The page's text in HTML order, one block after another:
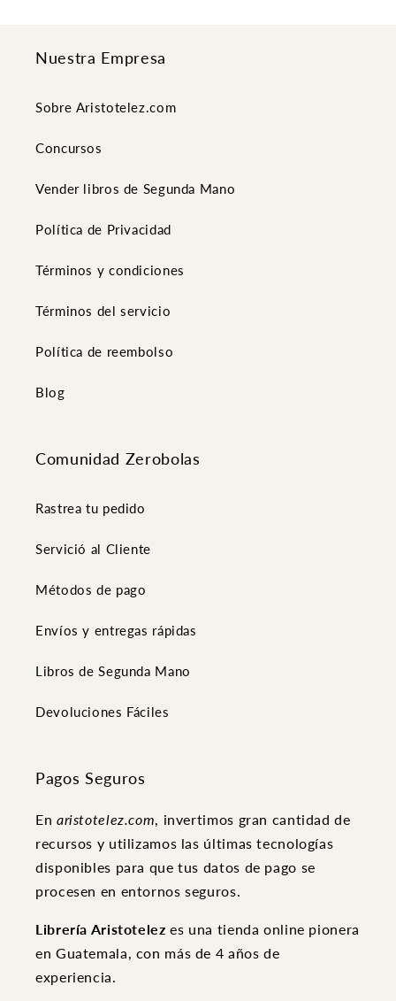
Nuestra Empresa
Sobre Aristotelez.com
Concursos
Vender libros de Segunda Mano
Política de Privacidad
Términos y condiciones
Términos del servicio
Política de reembolso
Blog
Comunidad Zerobolas
Rastrea tu pedido
Servició al Cliente
Métodos de pago
Envíos y entregas rápidas
Libros de Segunda Mano
Devoluciones Fáciles
Pagos Seguros
En aristotelez.com, invertimos gran cantidad de
recursos y utilizamos las últimas tecnologías
disponibles para que tus datos de pago se
procesen en entornos seguros.
Librería Aristotelezes una tienda online pionera
en Guatemala, con más de 4 años de
experiencia.